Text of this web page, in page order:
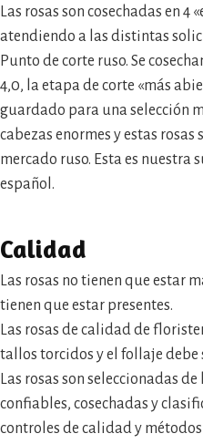
Las rosas son cosechadas en 4
atendiendo a las distintas
Punto de corte ruso. Se
4,0, la etapa de corte «más
guardado para una selección
cabezas enormes y estas
mercado ruso. Esta es nuestra
español.
Calidad
Las rosas no tienen que estar
tienen que estar presentes.
Las rosas de calidad de
tallos torcidos y el follaje debe
Las rosas son seleccionadas
confiables, cosechadas y
controles de calidad y métodos